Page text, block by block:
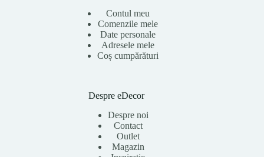
Contul meu
Comenzile mele
Date personale
Adresele mele
Coș cumpărături
Despre eDecor
Despre noi
Contact
Outlet
Magazin